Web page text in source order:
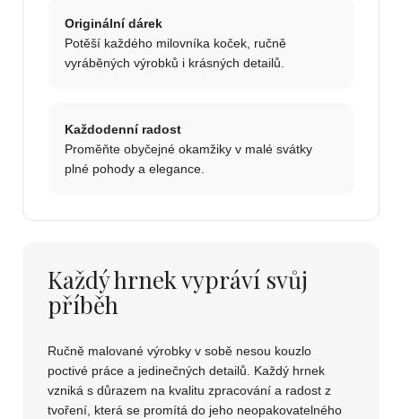
Originální dárek
Potěší každého milovníka koček, ručně
vyráběných výrobků i krásných detailů.
Každodenní radost
Proměňte obyčejné okamžiky v malé svátky
plné pohody a elegance.
Každý hrnek vypráví svůj
příběh
Ručně malované výrobky v sobě nesou kouzlo
poctivé práce a jedinečných detailů. Každý hrnek
vzniká s důrazem na kvalitu zpracování a radost z
tvoření, která se promítá do jeho neopakovatelného